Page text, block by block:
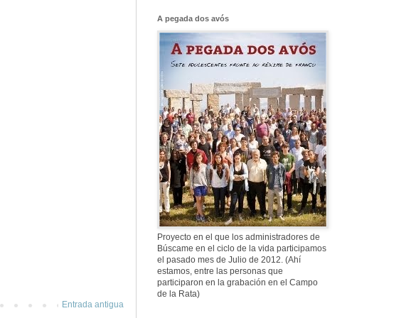
Entrada antigua
577. Nos fusilaron
fusilaron mal
307. Vuestros
nombres no se han
borrado en la
Historia
A pegada dos avós
Proyecto en el que los administradores de
Búscame en el ciclo de la vida participamos
el pasado mes de Julio de 2012. (Ahí
estamos, entre las personas que
participaron en la grabación en el Campo
de la Rata)